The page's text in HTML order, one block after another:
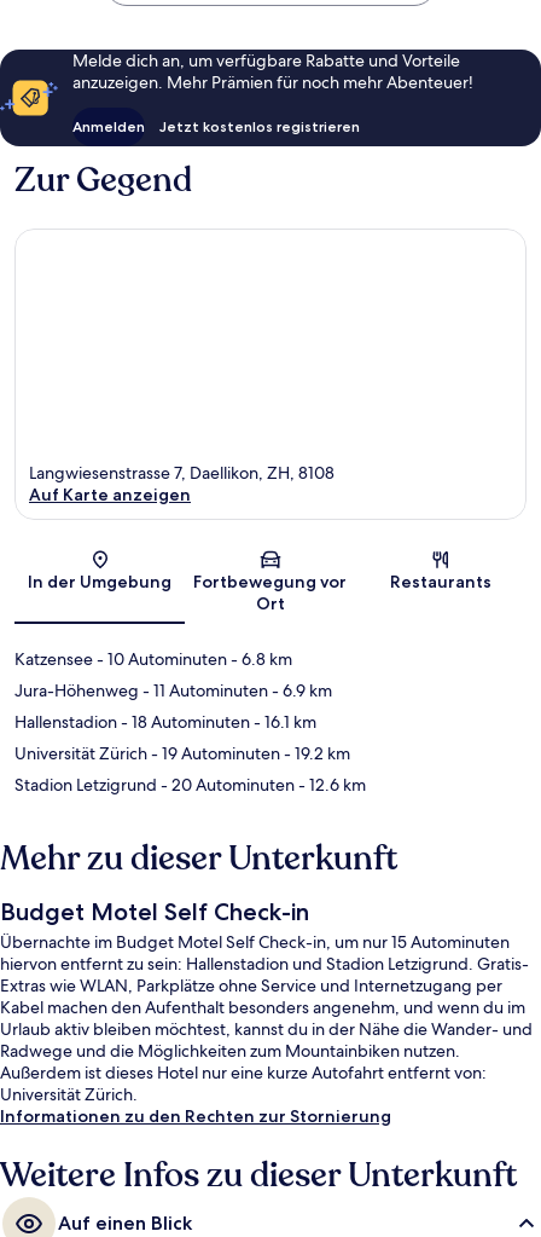
Melde dich an, um verfügbare Rabatte und Vorteile
anzuzeigen. Mehr Prämien für noch mehr Abenteuer!
Anmelden Jetzt kostenlos registrieren
Zur Gegend
Karte
Langwiesenstrasse 7, Daellikon, ZH, 8108
Auf Karte anzeigen
In der Umgebung
Fortbewegung vor
Ort
Restaurants
Katzensee- 10 Autominuten- 6.8 km
Jura-Höhenweg - 11 Autominuten- 6.9 km
Hallenstadion- 18 Autominuten- 16.1 km
Universität Zürich- 19 Autominuten- 19.2 km
Stadion Letzigrund - 20 Autominuten- 12.6 km
Mehr zu dieser Unterkunft
Budget Motel Self Check-in
Übernachte im Budget Motel Self Check-in, um nur 15 Autominuten
hiervon entfernt zu sein: Hallenstadion und Stadion Letzigrund. Gratis-
Extras wie WLAN, Parkplätze ohne Service und Internetzugang per
Kabel machen den Aufenthalt besonders angenehm, und wenn du im
Urlaub aktiv bleiben möchtest, kannst du in der Nähe die Wander- und
Radwege und die Möglichkeiten zum Mountainbiken nutzen.
Außerdem ist dieses Hotel nur eine kurze Autofahrt entfernt von:
Universität Zürich.
Informationen zu den Rechten zur Stornierung
Weitere Infos zu dieser Unterkunft
Auf einen Blick